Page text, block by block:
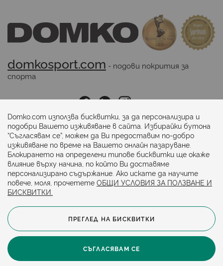
domkosport.com - подови покрития за
спорта
Последвайте ни:
Начини на плащане:
© 2024. Всички права запазени.
Общи условия
Политика за бисквитки
Domko.com използва бисквитки, за да персонализира и
подобри Вашето изживяване в сайта. Избирайки бутона
“Съгласявам се”, можем да Ви предоставим по-добро
изживяване по време на Вашето онлайн пазаруване.
Блокирането на определени типове бисквитки ще окаже
влияние върху начина, по който Ви доставяме
персонализирано съдържание. Ако искате да научите
повече, моля, прочетете ОБЩИ УСЛОВИЯ ЗА ПОЛЗВАНЕ И
БИСКВИТКИ.
СЪГЛАСЯВАМ СЕ
ПРЕГЛЕД НА БИСКВИТКИ